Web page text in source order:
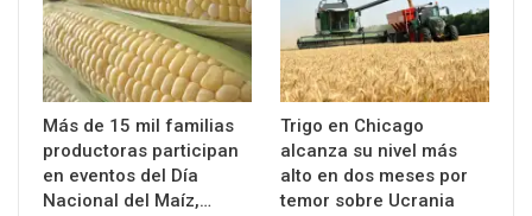
Más de 15 mil familias
productoras participan
en eventos del Día
Nacional del Maíz,…
Trigo en Chicago
alcanza su nivel más
alto en dos meses por
temor sobre Ucrania